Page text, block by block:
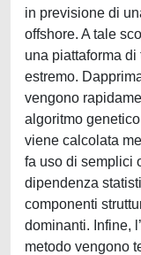
in previsione di
offshore. A tale
una piattaforma
estremo.
vengono
algoritmo
viene calcolata
fa uso di semplici
dipendenza
componenti
dominanti. Infine,
metodo vengono